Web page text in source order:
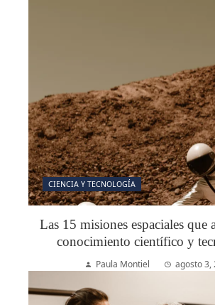
CIENCIA Y TECNOLOGÍA
Las 15 misiones espaciales que
conocimiento científico y
Paula Montiel agosto 3,